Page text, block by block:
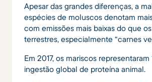
Apesar das grandes diferenças, a
espécies de moluscos denotam
com emissões mais baixas do que
terrestres, especialmente “carnes
Em 2017, os mariscos representaram
ingestão global de proteína animal.